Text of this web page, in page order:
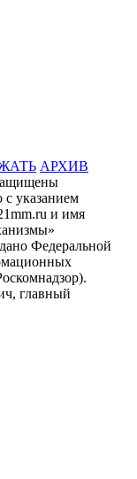
АРХИВ
с указанием
и имя
Федеральной
главный